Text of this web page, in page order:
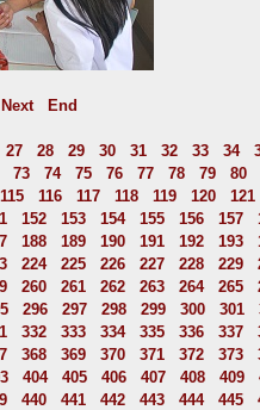
Next End
27 28 29 30 31 32 33 34
73 74 75 76 77 78 79 80
115 116 117 118 119 120 121
152 153 154 155 156 157
188 189 190 191 192 193
224 225 226 227 228 229
260 261 262 263 264 265
296 297 298 299 300 301
332 333 334 335 336 337
368 369 370 371 372 373
404 405 406 407 408 409
440 441 442 443 444 445